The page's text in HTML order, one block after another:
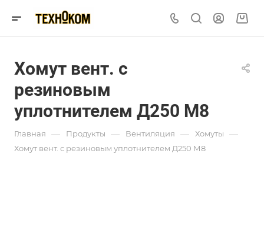
Хомут вент. с
резиновым
уплотнителем Д250 М8
Главная — Продукты — Вентиляция — Хомуты —
Хомут вент. с резиновым уплотнителем Д250 М8